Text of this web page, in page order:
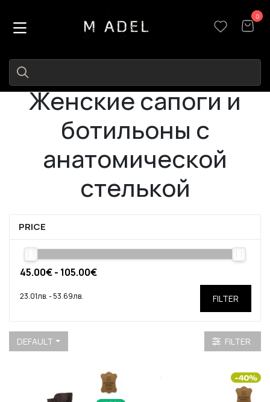
0
0
Женские сапоги и
ботильоны с
анатомической
стелькой
PRICE
FILTER
DEFAULT FILTER